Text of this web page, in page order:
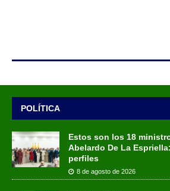
POLÍTICA
Estos son los 18
Abelardo De La
perfiles
8 de agosto de 2026